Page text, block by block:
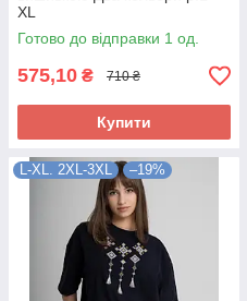
XL
Готово до відправки 1 од.
575,10 ₴ 710 ₴
Купити
L-XL. 2XL-3XL –19%